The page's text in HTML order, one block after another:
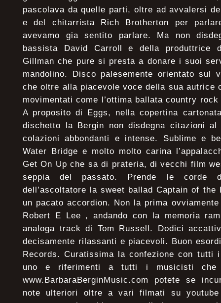
pascolava da quelle parti, oltre ad avvalersi
e del chitarrista Rich Brotherton per
avevamo gia sentito parlare. Ma non
bassista David Carroll e della produttrice
Gillman che pure si presta a donare i suoi
mandolino. Disco palesemente orientato sul
che oltre alla piacevole voce della sua autrice
movimentati come l’ottima ballata country
A proposito di Eggs, nella copertina
dischetto la Bergin non disdegna citazioni
colazioni abbondanti e intense. Sublime e
Water Bridge e molto molto carina
Get On Up che sa di prateria, di vecchi film
seppia del passato. Prende le corde
dell’ascoltatore la sweet ballad Captain of the
un pacato accordion. Non la prima
Robert E Lee , andando con la memoria
analoga track di Tom Russell. Dodici
decisamente rilassanti e piacevoli. Buon
Records. Curatissima la confezione con tutti
uno e riferimenti a tutti i musicisti che
www.BarbaraBerginMusic.com potete se
note ulteriori oltre a vari filmati su